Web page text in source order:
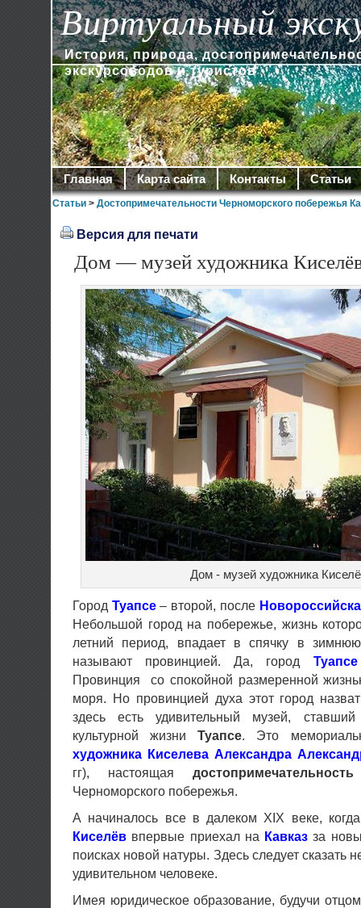
Виртуальный
История, природа,
экскурсоводов и туристов
Главная Карта сайта Контакты Статьи
Статьи > Достопримечательности Черноморского побережья
Версия для печати
Дом — музей художника
Дом - музей художника
Город Туапсе– второй, после Новороссийска
Небольшой город на побережье, жизнь
летний период, впадает в спячку в
называют провинцией. Да, город Туапсе
Провинция со спокойной размеренной
моря. Но провинцией духа этот город
здесь есть удивительный музей,
культурной жизниТуапсе. Это
художника Киселева Александра
гг), настоящаядостопримечательность
Черноморского побережья.
А начиналось все в далеком XIX веке,
Киселёв впервые приехал на Кавказ за
поисках новой натуры. Здесь следует сказать
удивительном человеке.
Имея юридическое образование, будучи